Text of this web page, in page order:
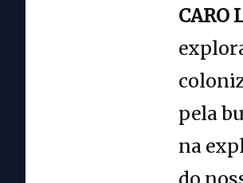
CARO
pela
na